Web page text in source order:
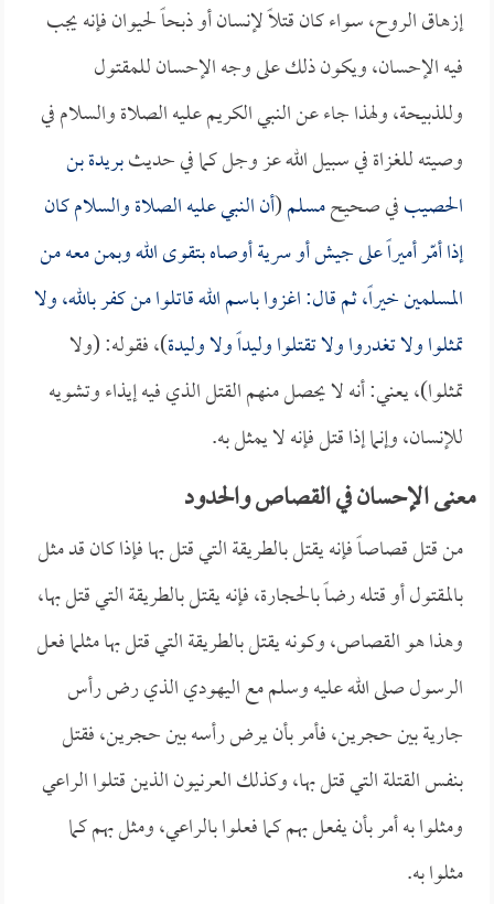
إزهاق الروح، سواء كان قتلاً لإنسان أو ذبحاً لحيوان فإنه يجب
فيه الإحسان، ويكون ذلك على وجه الإحسان للمقتول
وللذبيحة، ولهذا جاء عن النبي الكريم عليه الصلاة والسلام في
وصيته للغزاة في سبيل الله عز وجل كما في حديثبريدة بن
الحصيبفي صحيحمسلم(أن النبي عليه الصلاة والسلام كان
إذا أمّر أميراً على جيش أو سرية أوصاه بتقوى الله وبمن معه من
المسلمين خيراً، ثم قال: اغزوا باسم الله قاتلوا من كفر بالله، ولا
تمثلوا ولا تغدروا ولا تقتلوا وليداً ولا وليدة)، فقوله: (ولا
تمثلوا)، يعني: أنه لا يحصل منهم القتل الذي فيه إيذاء وتشويه
للإنسان، وإنما إذا قتل فإنه لا يمثل به.
معنى الإحسان في القصاص والحدود
من قتل قصاصاً فإنه يقتل بالطريقة التي قتل بها فإذا كان قد مثل
بالمقتول أو قتله رضاً بالحجارة، فإنه يقتل بالطريقة التي قتل بها،
وهذا هو القصاص، وكونه يقتل بالطريقة التي قتل بها مثلما فعل
الرسول صلى الله عليه وسلم مع اليهودي الذي رض رأس
جارية بين حجرين، فأمر بأن يرض رأسه بين حجرين، فقتل
بنفس القتلة التي قتل بها، وكذلك العرنيون الذين قتلوا الراعي
ومثلوا به أمر بأن يفعل بهم كما فعلوا بالراعي، ومثل بهم كما
مثلوا به.